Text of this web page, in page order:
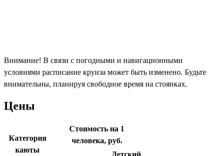
Внимание! В связи с погодными и навигационными
условиями расписание круиза может быть изменено. Будьте
внимательны, планируя свободное время на стоянках.
Цены
Категория
каюты
Стоимость на 1
человека, руб.